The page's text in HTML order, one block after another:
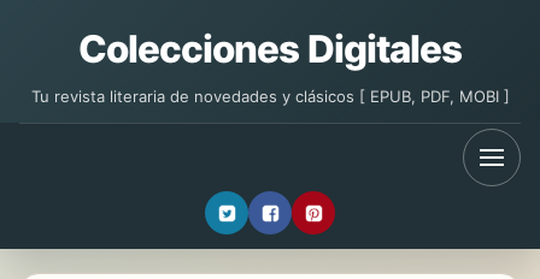
Colecciones Digitales
Tu revista literaria de novedades y clásicos [ EPUB, PDF, MOBI ]